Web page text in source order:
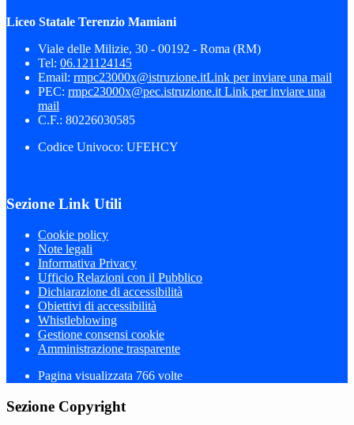
Liceo Statale Terenzio Mamiani
Viale delle Milizie, 30 - 00192 - Roma (RM)
Tel: 06.121124145
Email: rmpc23000x@istruzione.itLink per inviare una mail
PEC: rmpc23000x@pec.istruzione.it Link per inviare una
mail
C.F.: 80226030585
Codice Univoco: UFEHCY
Sezione Link Utili
Cookie policy
Note legali
Informativa Privacy
Ufficio Relazioni con il Pubblico
Dichiarazione di accessibilità
Obiettivi di accessibilità
Whistleblowing
Gestione consensi cookie
Amministrazione trasparente
Pagina visualizzata 766 volte
Sezione Copyright